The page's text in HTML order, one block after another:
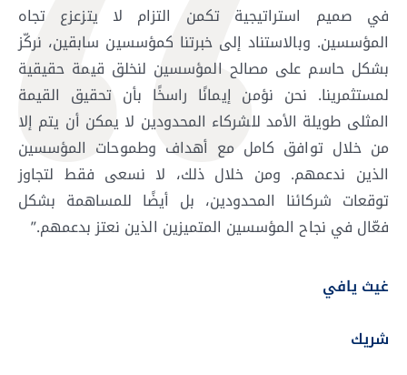
في صميم استراتيجية تكمن التزام لا يتزعزع تجاه
المؤسسين. وبالاستناد إلى خبرتنا كمؤسسين سابقين، نركّز
بشكل حاسم على مصالح المؤسسين لنخلق قيمة حقيقية
لمستثمرينا. نحن نؤمن إيمانًا راسخًا بأن تحقيق القيمة
المثلى طويلة الأمد للشركاء المحدودين لا يمكن أن يتم إلا
من خلال توافق كامل مع أهداف وطموحات المؤسسين
الذين ندعمهم. ومن خلال ذلك، لا نسعى فقط لتجاوز
توقعات شركائنا المحدودين، بل أيضًا للمساهمة بشكل
فعّال في نجاح المؤسسين المتميزين الذين نعتز بدعمهم.”
غيث يافي
شريك